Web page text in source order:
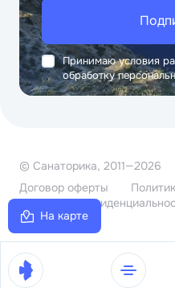
На карте
Принимаю условия
обработку
© Санаторика, 2011—2026
Договор оферты
Политика